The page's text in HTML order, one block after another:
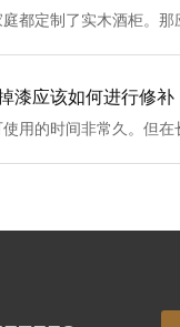
都定制了实木酒柜。那
漆应该如何进行修补
用的时间非常久。但